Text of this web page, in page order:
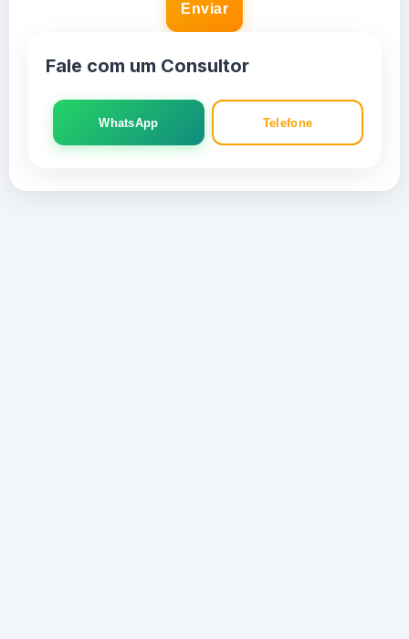
Enviar
Fale com um Consultor
WhatsApp Telefone